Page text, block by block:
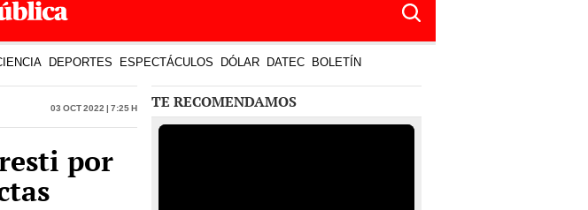
DEPORTES ESPECTÁCULOS DÓLAR DATEC BOLETÍN
03 Oct 2022 | 7:25 h
por
TE RECOMENDAMOS